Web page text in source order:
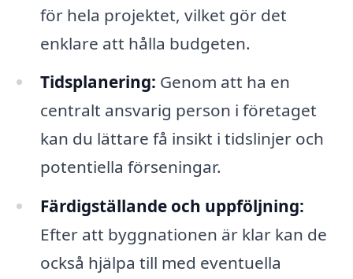
för hela projektet, vilket gör det
enklare att hålla budgeten.
Tidsplanering: Genom att ha en
centralt ansvarig person i företaget
kan du lättare få insikt i tidslinjer och
potentiella förseningar.
Färdigställande och uppföljning:
Efter att byggnationen är klar kan de
också hjälpa till med eventuella